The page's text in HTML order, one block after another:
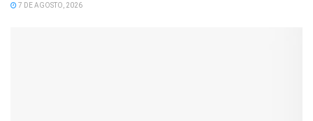
7 DE AGOSTO, 2026